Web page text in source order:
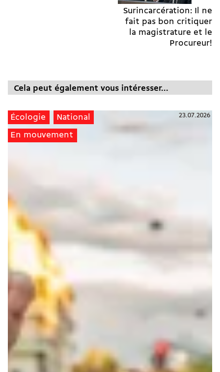
Surincarcération: Il ne
fait pas bon critiquer
la magistrature et le
Procureur!
Cela peut également vous intéresser...
Écologie National
En mouvement
23.07.2026